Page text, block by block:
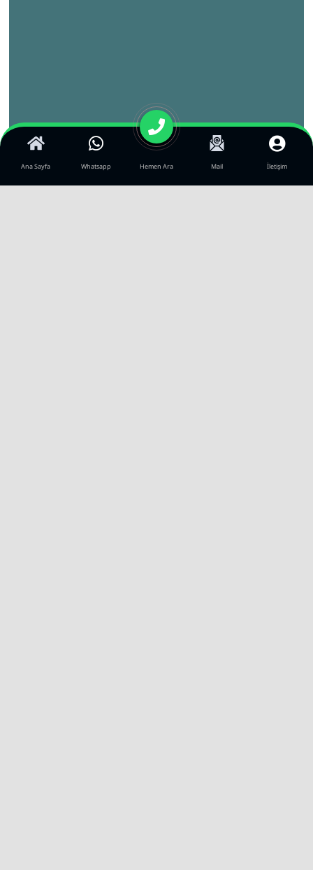
Ana Sayfa Whatsapp Hemen Ara Mail İletişim